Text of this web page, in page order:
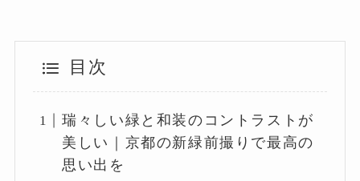
目次
瑞々しい緑と和装のコントラストが
美しい｜京都の新緑前撮りで最高の
思い出を